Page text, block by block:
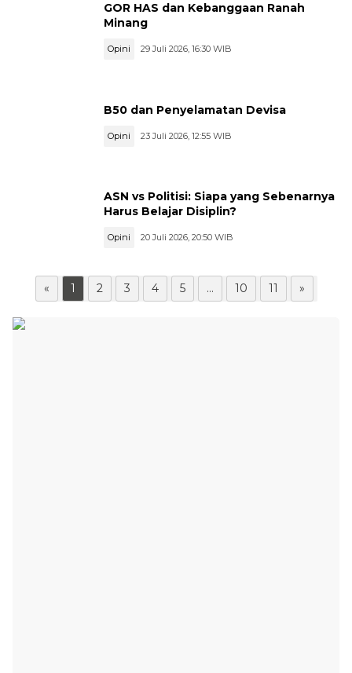
GOR HAS dan Kebanggaan Ranah
Minang
Opini 29 Juli 2026, 16:30 WIB
B50 dan Penyelamatan Devisa
Opini 23 Juli 2026, 12:55 WIB
ASN vs Politisi: Siapa yang Sebenarnya
Harus Belajar Disiplin?
Opini 20 Juli 2026, 20:50 WIB
« 1 2 3 4 5 ... 10 11 »